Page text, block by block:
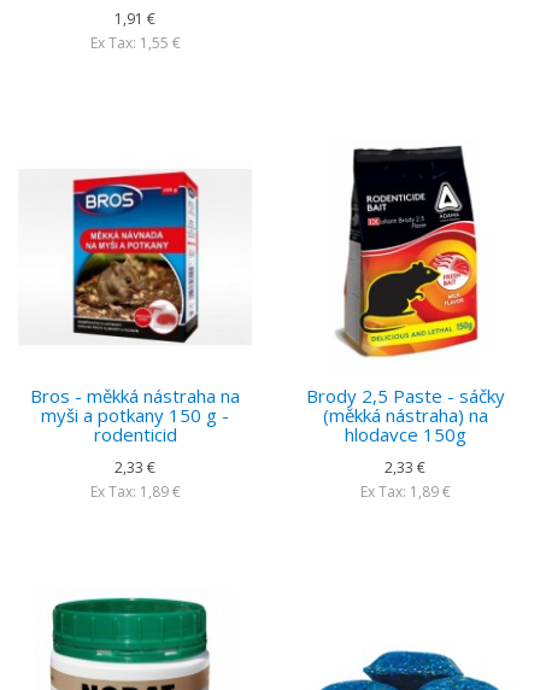
1,91 €
Ex Tax: 1,55 €
Bros - měkká nástraha na
myši a potkany 150 g -
rodenticid
2,33 €
Ex Tax: 1,89 €
Brody 2,5 Paste - sáčky
(měkká nástraha) na
hlodavce 150g
2,33 €
Ex Tax: 1,89 €